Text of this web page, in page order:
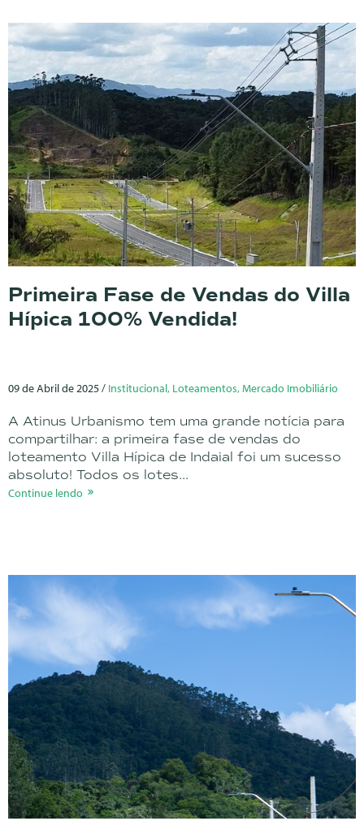
Primeira Fase de Vendas do Villa
Hípica 100% Vendida!
09 de Abril de 2025 / Institucional, Loteamentos, Mercado Imobiliário
A Atinus Urbanismo tem uma grande notícia para
compartilhar: a primeira fase de vendas do
loteamento Villa Hípica de Indaial foi um sucesso
absoluto! Todos os lotes...
Continue lendo